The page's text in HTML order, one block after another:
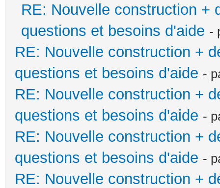
RE: Nouvelle construction +
questions et besoins d'aide -
RE: Nouvelle construction +
questions et besoins d'aide -
RE: Nouvelle construction +
questions et besoins d'aide -
RE: Nouvelle construction +
questions et besoins d'aide -
RE: Nouvelle construction +